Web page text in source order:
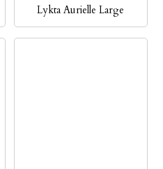
Lykta Aurielle Large